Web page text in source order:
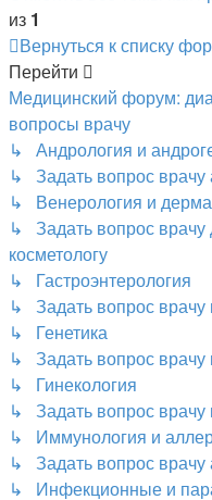
из 1
Вернуться к списку
Перейти
Медицинский форум:
вопросы врачу
↳ Андрология и
↳ Задать вопрос врачу
↳ Венерология и
↳ Задать вопрос врачу
косметологу
↳ Гастроэнтерология
↳ Задать вопрос врачу
↳ Генетика
↳ Задать вопрос врачу
↳ Гинекология
↳ Задать вопрос врачу
↳ Иммунология и
↳ Задать вопрос врачу
↳ Инфекционные и